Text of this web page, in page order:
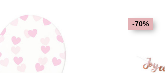
 -70%